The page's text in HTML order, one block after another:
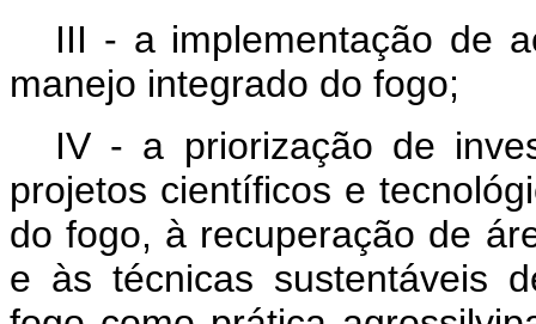
III - a implementação de
manejo integrado do fogo;
IV - a priorização de
projetos científicos e
do fogo, à recuperação de
e às técnicas sustentáveis